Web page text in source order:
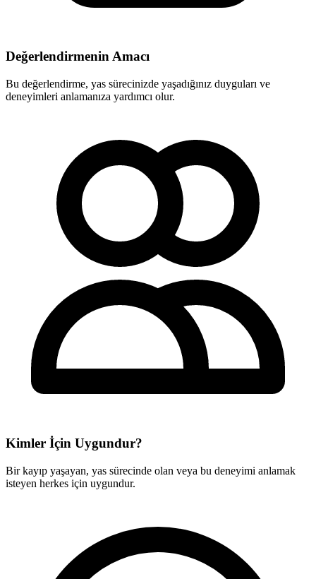
Değerlendirmenin Amacı
Bu değerlendirme, yas sürecinizde yaşadığınız duyguları ve
deneyimleri anlamanıza yardımcı olur.
Kimler İçin Uygundur?
Bir kayıp yaşayan, yas sürecinde olan veya bu deneyimi anlamak
isteyen herkes için uygundur.